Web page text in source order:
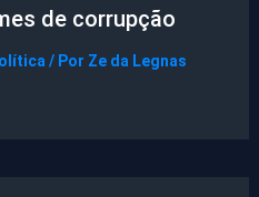
de corrupção
/ Por Ze da Legnas